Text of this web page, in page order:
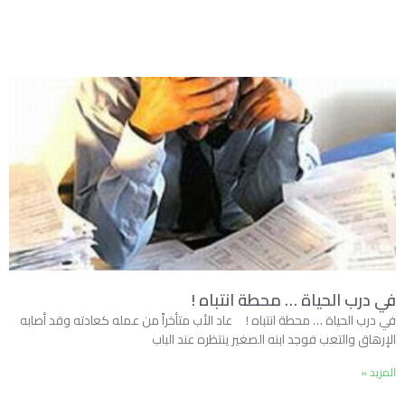
في درب الحياة … محطة انتباه !
في درب الحياة … محطة انتباه ! عاد الأب متأخراً من عمله كعادته وقد أصابه
الإرهاق والتعب فوجد ابنه الصغير ينتظره عند الباب
المزيد »